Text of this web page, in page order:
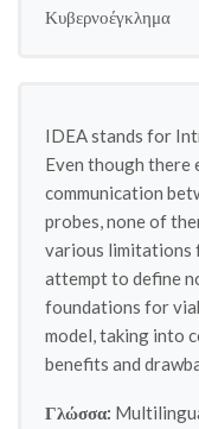
Κυβερνοέγκλημα
IDEA stands for
Even though
communication
probes, none of
various limitations
attempt to define
foundations for
model, taking into
benefits and
Γλώσσα: